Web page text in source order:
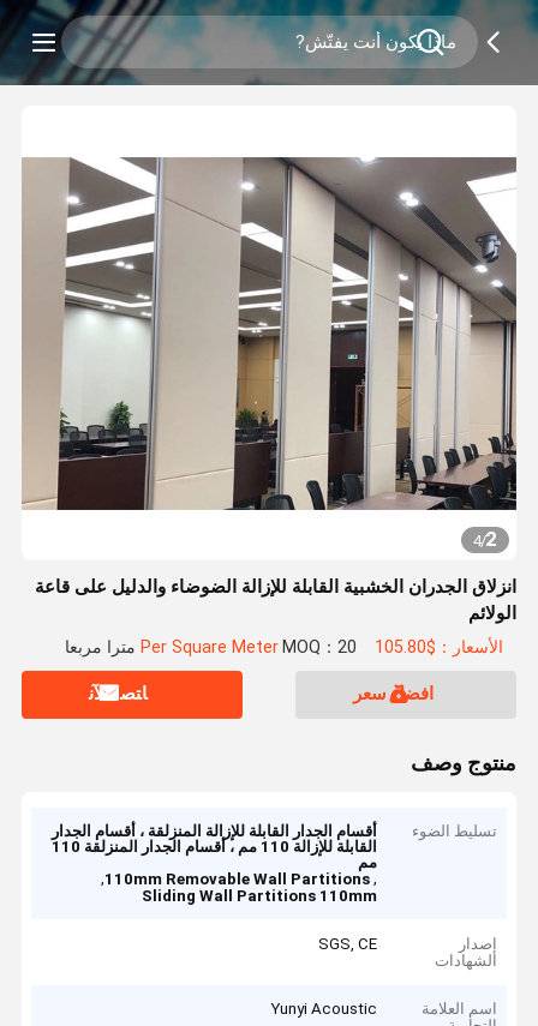
2
/
4
انزلاق الجدران الخشبية القابلة للإزالة الضوضاء والدليل على قاعة
الولائم
الأسعار：$105.80 Per Square Meter MOQ：20 مترا مربعا
افضل سعر ﺎﺘﺼﻟ ﺍﻶﻧ
منتوج وصف
تسليط الضوء
أقسام الجدار القابلة للإزالة المنزلقة ، أقسام الجدار
القابلة للإزالة 110 مم ، أقسام الجدار المنزلقة 110
مم
,
110mm Removable Wall Partitions
,
Sliding Wall Partitions 110mm
إصدار
الشهادات
SGS, CE
اسم العلامة
Yunyi Acoustic